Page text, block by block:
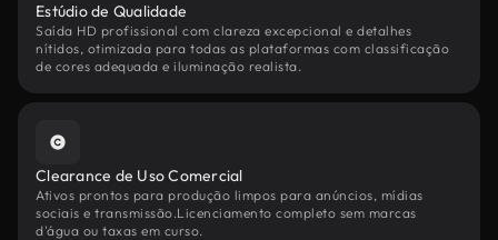
Estúdio de Qualidade
Saída HD profissional com clareza excepcional e detalhes
nítidos, otimizada para todas as plataformas com classificação
de cores adequada e iluminação realista.
Clearance de Uso Comercial
Ativos prontos para produção limpos para anúncios, mídias
sociais e transmissão.Licenciamento completo sem marcas
d'água ou taxas em curso.